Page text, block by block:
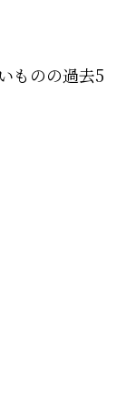
ものの過去5